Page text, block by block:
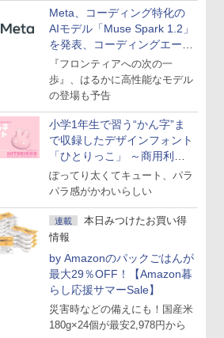
Meta、コーディング特化の
AIモデル「Muse Spark 1.2」
を発表、コーディングエージ
ェント「Muse Code」も
『フロンティアへの次の一
歩』、はるかに高性能なモデル
の登場も予告
小学1年生で習う“かん字”ま
で収録したデザインフォント
「ひとりっこ」 ～商用利用
OK
ぽってり太くてキュート、パラ
パラ感がかわいらしい
連載
本日みつけたお買い得
情報
by Amazonのパックごはんが
最大29％OFF！【Amazon暮
らし応援サマーSale】
災害時などの備えにも！国産米
180g×24個が最安2,978円から